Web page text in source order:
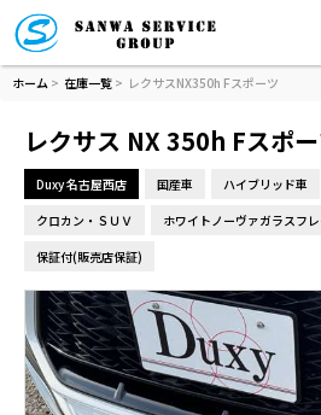
ホーム > 在庫一覧 > レクサスNX350h Fスポーツ
レクサス NX 350h Fスポ
Duxy 名古屋西店 国産車 ハイブリッド車
クロカン・ＳＵＶ
ホワイトノーヴァガラスフ
保証付(販売店保証)